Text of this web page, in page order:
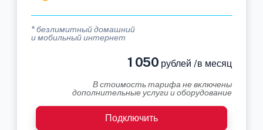
* безлимитный домашний
и мобильный интернет
1 050 рублей /в месяц
В стоимость тарифа не включены
дополнительные услуги и оборудование
Подключить